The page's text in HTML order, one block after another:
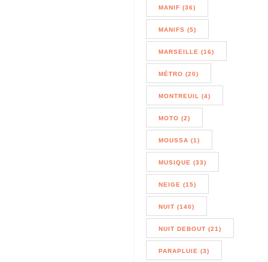
MANIF (36)
MANIFS (5)
MARSEILLE (16)
MÉTRO (20)
MONTREUIL (4)
MOTO (2)
MOUSSA (1)
MUSIQUE (33)
NEIGE (15)
NUIT (140)
NUIT DEBOUT (21)
PARAPLUIE (3)